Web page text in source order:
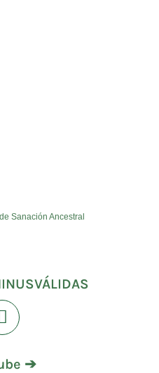
Sanación Ancestral
➔